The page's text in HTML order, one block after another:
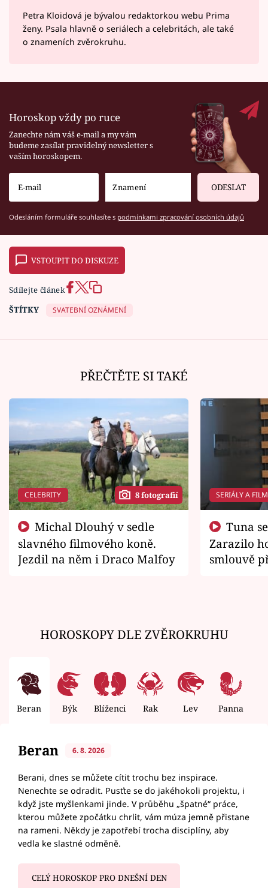
Petra Kloidová je bývalou redaktorkou webu Prima
ženy. Psala hlavně o seriálech a celebritách, ale také
o znameních zvěrokruhu.
Horoskop vždy po ruce
Zanechte nám váš e-mail a my vám
budeme zasílat pravidelný newsletter s
vaším horoskopem.
ODESLAT
Odesláním formuláře souhlasíte s podmínkami zpracování osobních údajů
VSTOUPIT DO DISKUZE
Sdílejte článek
ŠTÍTKY
SVATEBNÍ OZNÁMENÍ
PŘEČTĚTE SI TAKÉ
CELEBRITY 8 fotografií
slavného filmového koně.
Jezdil na něm i Draco Malfoy
SERIÁLY A
Zarazilo
smlouvě
HOROSKOPY DLE ZVĚROKRUHU
Beran Býk Blíženci Rak Lev Panna
Beran 6. 8. 2026
Berani, dnes se můžete cítit trochu bez inspirace.
Nenechte se odradit. Pusťte se do jakéhokoli projektu, i
když jste myšlenkami jinde. V průběhu „špatné“ práce,
kterou můžete zpočátku chrlit, vám múza jemně přistane
na rameni. Někdy je zapotřebí trocha disciplíny, aby
vedla ke slastné odměně.
CELÝ HOROSKOP PRO DNEŠNÍ DEN